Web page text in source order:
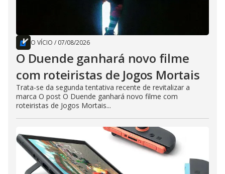
O VÍCIO / 07/08/2026
O Duende ganhará novo filme
com roteiristas de Jogos Mortais
Trata-se da segunda tentativa recente de revitalizar a
marca O post O Duende ganhará novo filme com
roteiristas de Jogos Mortais...